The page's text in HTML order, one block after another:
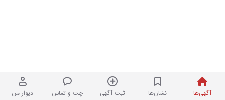
آگهی‌ها نشان‌ها ثبت آگهی چت و تماس دیوار من